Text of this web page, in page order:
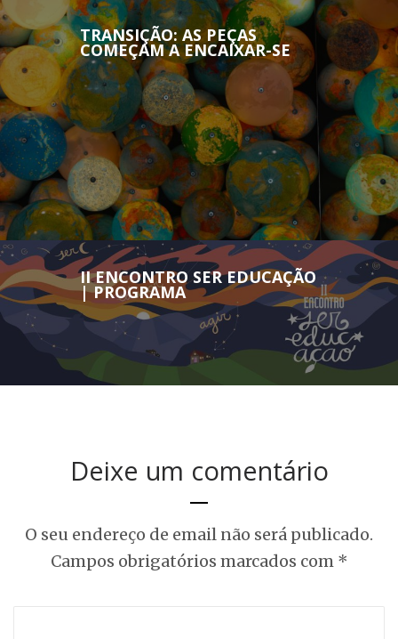
TRANSIÇÃO: AS PEÇAS
COMEÇAM A ENCAIXAR-SE
II ENCONTRO SER EDUCAÇÃO
| PROGRAMA
Deixe um comentário
O seu endereço de email não será publicado.
Campos obrigatórios marcados com *